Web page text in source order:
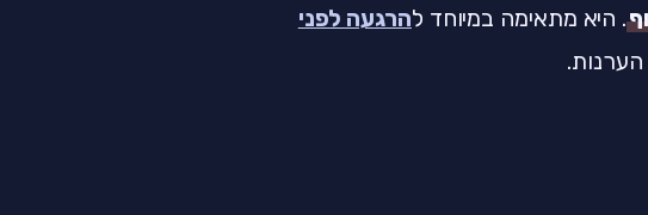
. היא מתאימה במיוחד להרגעה לפני